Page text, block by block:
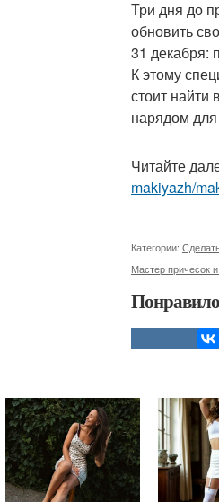
Три дня до
обновить
31 декабря:
К этому
стоит найти
нарядом для
Читайте
makiyazh/
Категории:
Мастер причесок